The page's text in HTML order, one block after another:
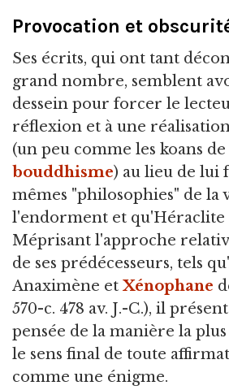
Provocation et
Ses écrits, qui ont tant
grand nombre, semblent
dessein pour forcer le
réflexion et à une
(un peu comme les koans
bouddhisme) au lieu de lui
mêmes "philosophies" de la
l'endorment et qu'Héraclite
Méprisant l'approche
de ses prédécesseurs, tels
Anaximène et Xénophane
570-c. 478 av. J.-C.), il
pensée de la manière la plus
le sens final de toute
comme une énigme.